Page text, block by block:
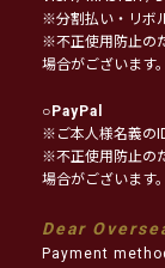
※分割払い・リボ
※不正使用防止の
場合がございます。
○PayPal
※ご本人様名義の
※不正使用防止の
場合がございます。
Dear
Payment